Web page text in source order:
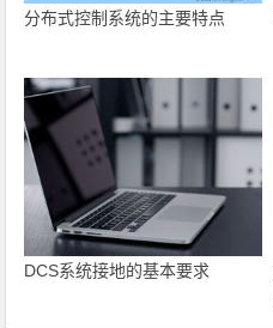
分布式控制系统的主要特点
DCS系统接地的基本要求